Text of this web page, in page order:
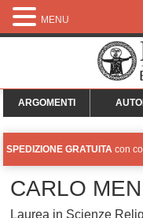
ARGOMENTI
SPEDIZIONE GRATUITA con
CARLO
Laurea in Scienze
MENU